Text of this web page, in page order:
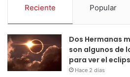
Reciente Popular
Dos Hermanas
son algunos de
para ver el
Hace 2 días